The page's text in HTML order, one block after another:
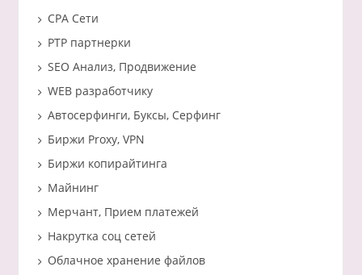
CPA Сети
PTP партнерки
SEO Анализ, Продвижение
WEB разработчику
Автосерфинги, Буксы, Серфинг
Биржи Proxy, VPN
Биржи копирайтинга
Майнинг
Мерчант, Прием платежей
Накрутка соц сетей
Облачное хранение файлов